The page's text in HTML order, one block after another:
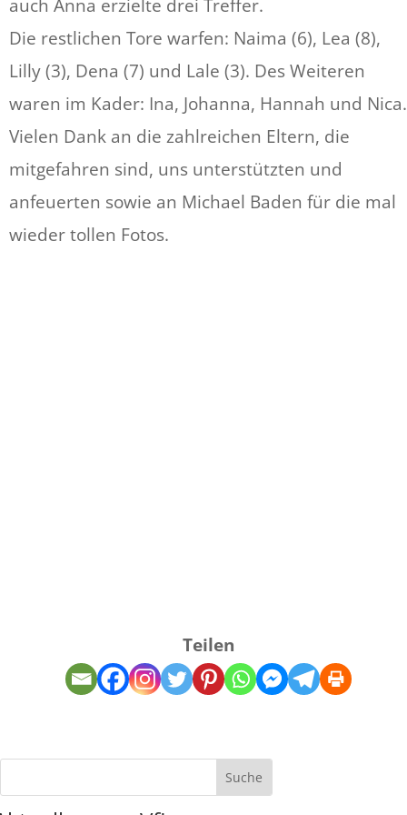
auch Anna erzielte drei Treffer.
Die restlichen Tore warfen: Naima (6), Lea (8),
Lilly (3), Dena (7) und Lale (3). Des Weiteren
waren im Kader: Ina, Johanna, Hannah und Nica.
Vielen Dank an die zahlreichen Eltern, die
mitgefahren sind, uns unterstützten und
anfeuerten sowie an Michael Baden für die mal
wieder tollen Fotos.
Teilen